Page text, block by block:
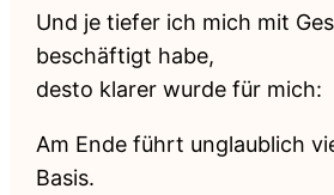
Und je tiefer ich mich mit
beschäftigt habe,
desto klarer wurde für mich:
Am Ende führt unglaublich
Basis.